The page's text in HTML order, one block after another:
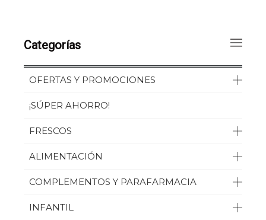
Categorías
OFERTAS Y PROMOCIONES
¡SÚPER AHORRO!
FRESCOS
ALIMENTACIÓN
COMPLEMENTOS Y PARAFARMACIA
INFANTIL